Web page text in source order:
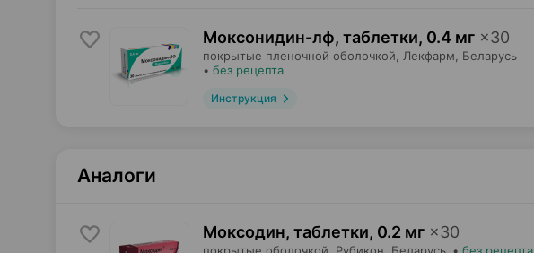
Моксонидин-лф, таблетки, 0.4 мг ×30
покрытые пленочной оболочкой, Лекфарм , Беларусь
• без рецепта
Инструкция
Аналоги
Моксодин, таблетки, 0.2 мг ×30